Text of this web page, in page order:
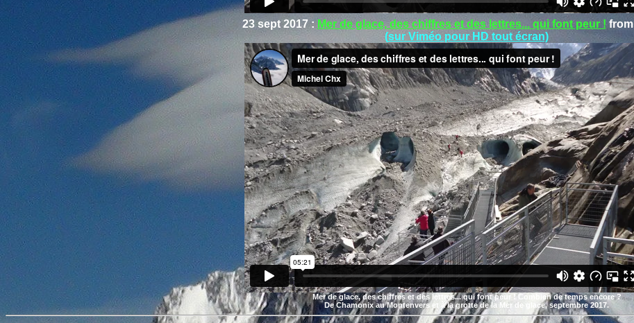
23 sept 2017 : Mer de glace, des chiffres et des lettres... qui font peur !from
(sur Viméo pour HD tout écran)
Mer de glace, des chiffres et des lettres... qui font peur ! Combien de temps encore ?
De Chamonix au Montenvers et à la grotte de la Mer de glace, septembre 2017.